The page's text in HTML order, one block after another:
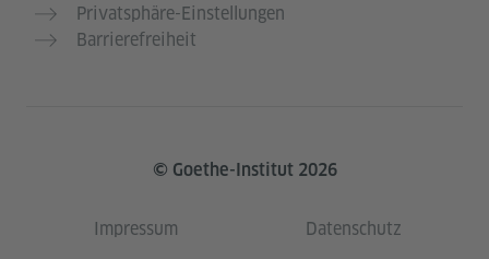
Privatsphäre-Einstellungen
Barrierefreiheit
© Goethe-Institut 2026
Impressum Datenschutz